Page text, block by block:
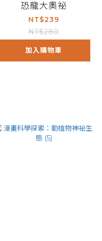
恐龍大奧祕
NT$239
NT$280
加入購物車